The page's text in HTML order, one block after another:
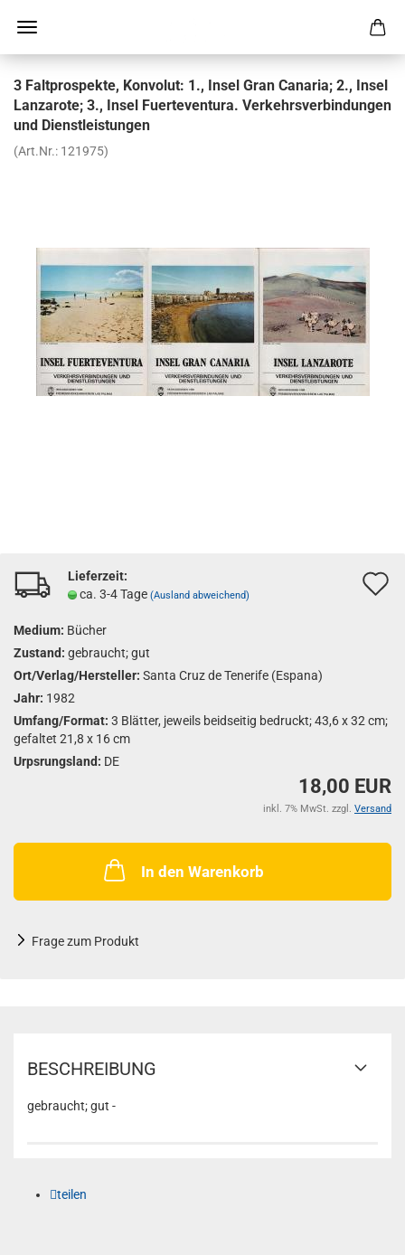
3 Falt­pro­spek­te, Kon­vo­lut: 1., Insel Gran Ca­na­ria; 2., Insel
Lan­za­ro­te; 3., Insel Fu­er­te­ven­tu­ra. Ver­kehrs­ver­bin­dun­gen
und Dienst­leis­tun­gen
(Art.Nr.: 121975)
Lieferzeit:
ca. 3-4 Tage (Ausland abweichend)
Medium: Bücher
Zustand: gebraucht; gut
Ort/Verlag/Hersteller: Santa Cruz de Tenerife (Espana)
Jahr: 1982
Umfang/Format: 3 Blätter, jeweils beidseitig bedruckt; 43,6 x 32 cm;
gefaltet 21,8 x 16 cm
Urpsrungsland: DE
18,00 EUR
inkl. 7% MwSt. zzgl. Versand
In den Warenkorb
Frage zum Produkt
BESCHREIBUNG
gebraucht; gut -
teilen